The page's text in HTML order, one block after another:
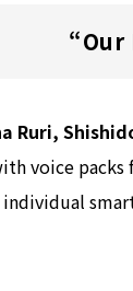
“Our
Ruri,
voice